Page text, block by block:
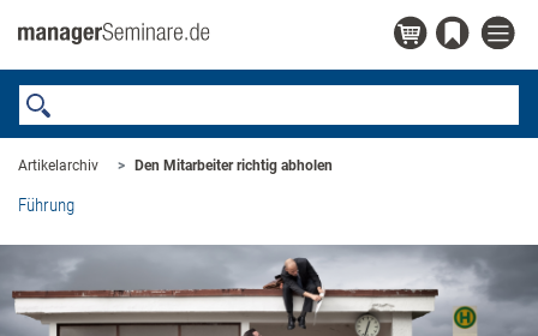
Artikelarchiv Den Mitarbeiter richtig abholen
Führung